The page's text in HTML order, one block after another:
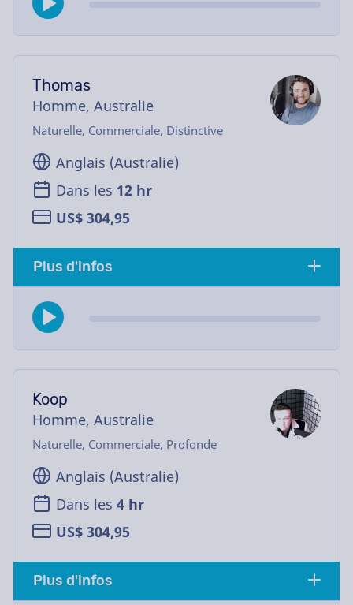
Thomas
Homme, Australie
Naturelle, Commerciale, Distinctive
Anglais (Australie)
Dans les 12 hr
US$ 304,95
Plus d'infos
Koop
Homme, Australie
Naturelle, Commerciale, Profonde
Anglais (Australie)
Dans les 4 hr
US$ 304,95
Plus d'infos